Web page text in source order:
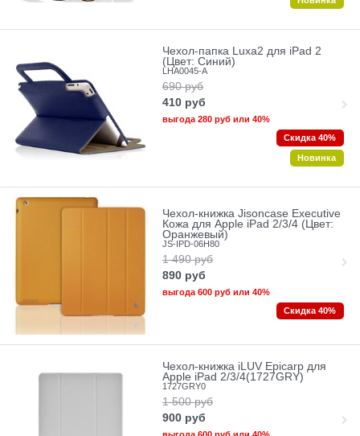
Чехол-папка Luxa2 для iPad 2
(Цвет: Синий)
LHA0045-A
690 руб
410 руб
выгода 280 рубили 40%
Скидка 40%
Новинка
Чехол-книжка Jisoncase Executive
Кожа для Apple iPad 2/3/4 (Цвет:
Оранжевый)
JS-IPD-06H80
1 490 руб
890 руб
выгода600 рубили 40%
Скидка 40%
Чехол-книжка iLUV Epicarp для
Apple iPad 2/3/4(1727GRY)
1727GRY0
1 500 руб
900 руб